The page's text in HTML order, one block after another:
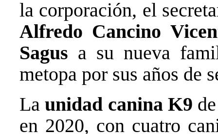
la corporación, el
Alfredo Cancino
Sagus a su nueva
metopa por sus años de
Launidad canina K9
en 2020, con cuatro